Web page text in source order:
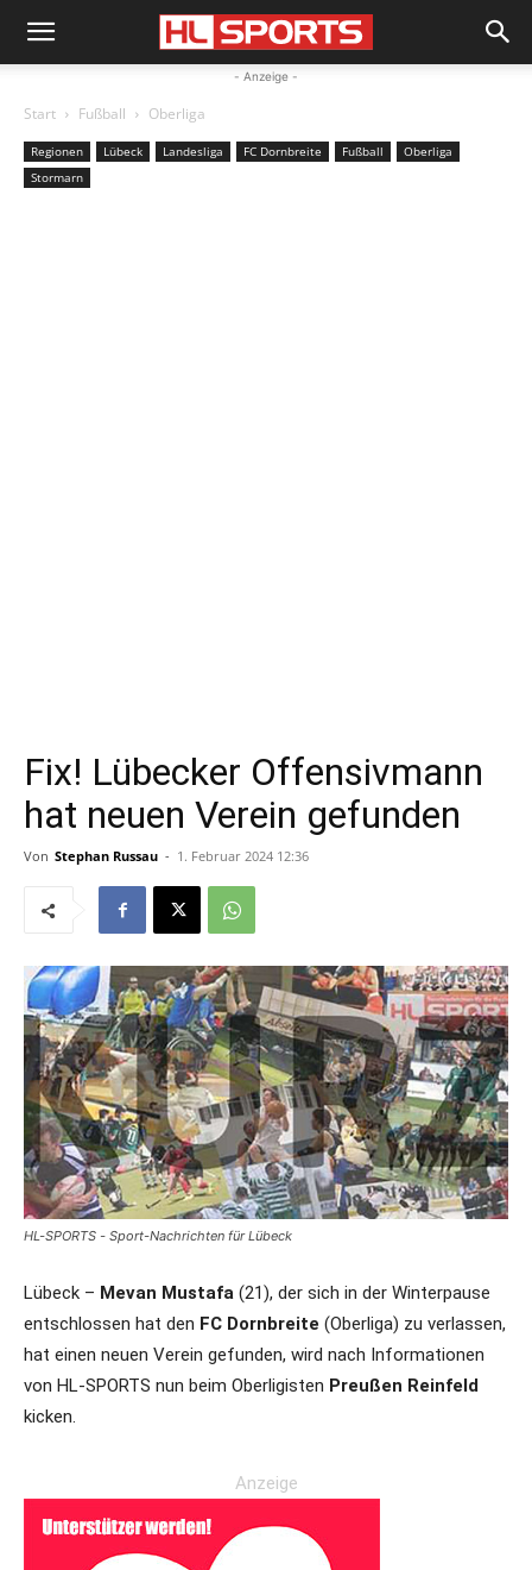
- Anzeige -
Start Fußball Oberliga
Regionen Lübeck Landesliga FC Dornbreite Fußball
Oberliga
Stormarn
Fix! Lübecker Offensivmann
hat neuen Verein gefunden
Von Stephan Russau - 1. Februar 2024 12:36
HL-SPORTS - Sport-Nachrichten für Lübeck
Lübeck – Mevan Mustafa (21), der sich in der Winterpause
entschlossen hat den FC Dornbreite (Oberliga) zu verlassen,
hat einen neuen Verein gefunden, wird nach Informationen
von HL-SPORTS nun beim Oberligisten Preußen Reinfeld
kicken.
Anzeige